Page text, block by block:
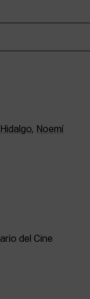
, Noemí
del Cine